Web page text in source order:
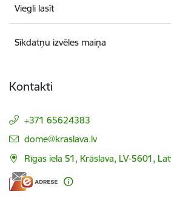
Viegli lasīt
Sīkdatņu izvēles maiņa
Kontakti
+371 65624383
E-pasts:
dome@kraslava.lv
Rīgas iela 51, Krāslava, LV-5601,